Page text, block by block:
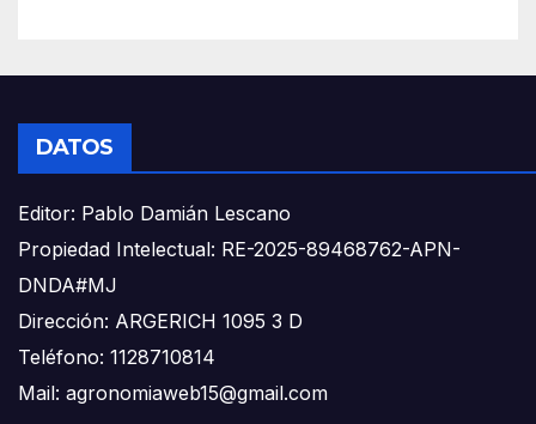
DATOS
Editor: Pablo Damián Lescano
Propiedad Intelectual: RE-2025-89468762-APN-
DNDA#MJ
Dirección: ARGERICH 1095 3 D
Teléfono: 1128710814
Mail: agronomiaweb15@gmail.com